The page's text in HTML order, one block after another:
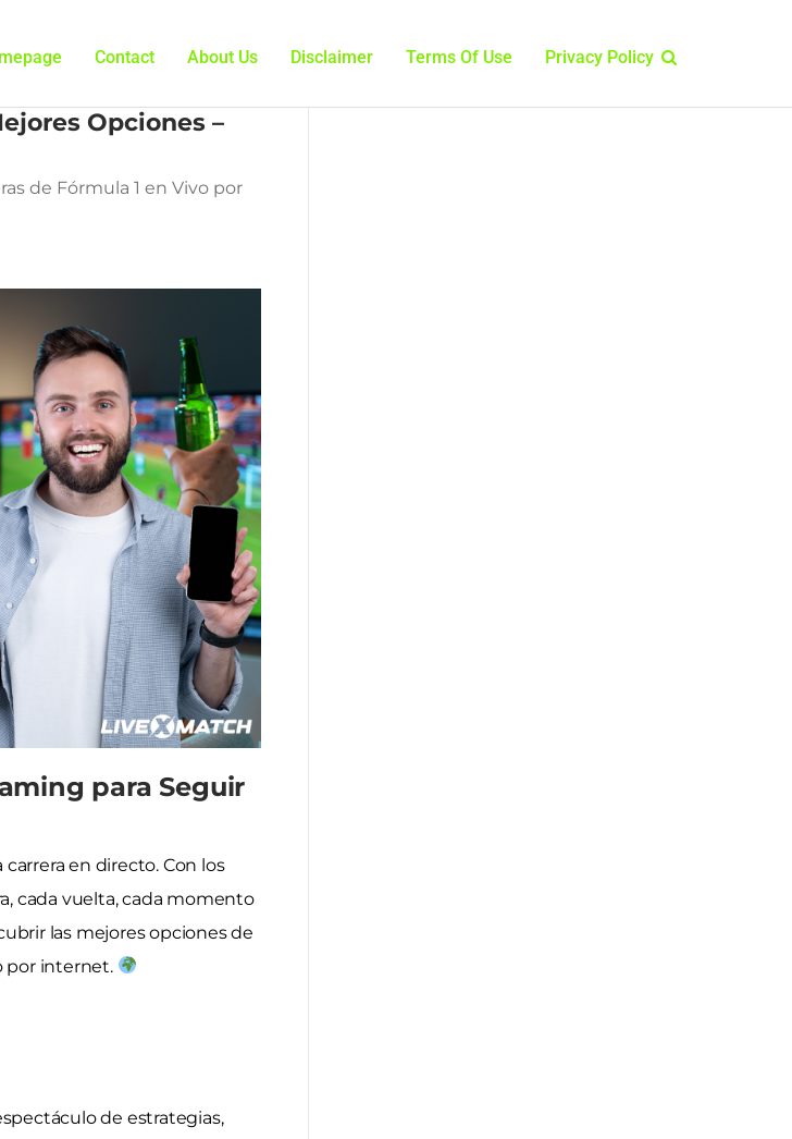
Contact About Us Disclaimer Terms Of Use Privacy Policy
Opciones –
de Fórmula 1 en Vivo por
para Seguir
carrera en directo. Con los
cada vuelta, cada momento
las mejores opciones de
por internet.
de estrategias,